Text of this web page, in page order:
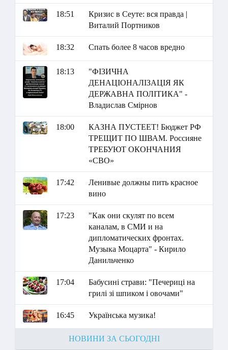
18:51
Кризис в Сеуте: вся правда |
Виталий Портников
18:32 Спать более 8 часов вредно
18:13
"ФІЗИЧНА
ДЕНАЦІОНАЛІЗАЦІЯ ЯК
ДЕРЖАВНА ПОЛІТИКА" -
Владислав Смірнов
18:00
КАЗНА ПУСТЕЕТ! Бюджет РФ
ТРЕЩИТ ПО ШВАМ. Россияне
ТРЕБУЮТ ОКОНЧАНИЯ
«СВО»
17:42
Ленивые должны пить красное
вино
17:23
"Как они скулят по всем
каналам, в СМИ и на
дипломатических фронтах.
Музыка Моцарта" - Кирило
Данильченко
17:04
Бабусині страви: "Печериці на
грилі зі шпиком і овочами"
16:45 Українська музика!
НОВИНИ ЗА СЬОГОДНІ